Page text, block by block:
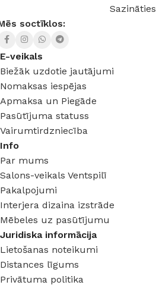
Sazināties
soctīklos:
E-veikals
Biežāk uzdotie jautājumi
Nomaksas iespējas
Apmaksa un Piegāde
Pasūtījuma statuss
Vairumtirdzniecība
Info
Par mums
Salons-veikals Ventspilī
Pakalpojumi
Interjera dizaina izstrāde
Mēbeles uz pasūtījumu
Juridiska informācija
Lietošanas noteikumi
Distances līgums
Privātuma politika